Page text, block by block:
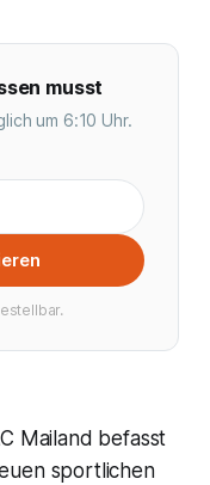
musst
um 6:10 Uhr.
Mailand befasst
sportlichen